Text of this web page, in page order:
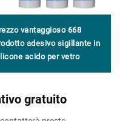
vantaggioso 668
adesivo sigillante in
acido per vetro
gratuito